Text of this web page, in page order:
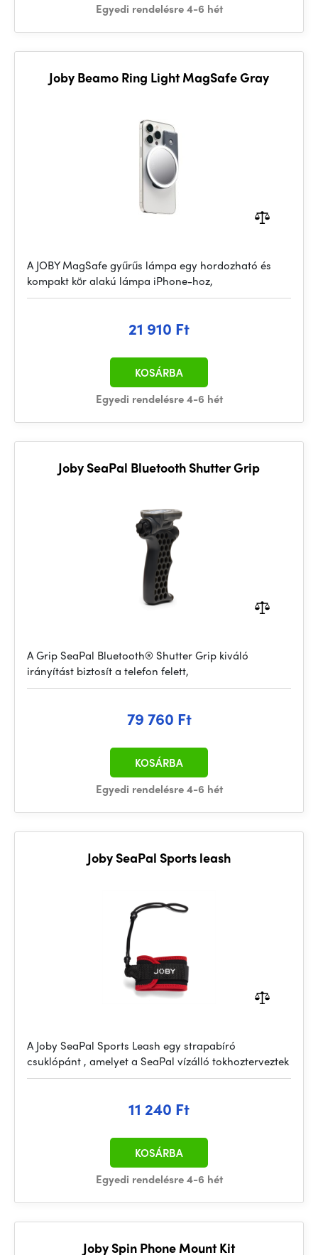
Egyedi rendelésre 4-6 hét
Joby Beamo Ring Light MagSafe Gray
A JOBY MagSafe gyűrűs lámpa egy hordozható és
kompakt kör alakú lámpa iPhone-hoz,
21 910 Ft
Egyedi rendelésre 4-6 hét
KOSÁRBA
Joby SeaPal Bluetooth Shutter Grip
A Grip SeaPal Bluetooth® Shutter Grip kiváló
irányítást biztosít a telefon felett,
79 760 Ft
Egyedi rendelésre 4-6 hét
KOSÁRBA
Joby SeaPal Sports leash
A Joby SeaPal Sports Leash egy strapabíró
csuklópánt , amelyet a SeaPal vízálló tokhozterveztek
11 240 Ft
Egyedi rendelésre 4-6 hét
KOSÁRBA
Joby Spin Phone Mount Kit